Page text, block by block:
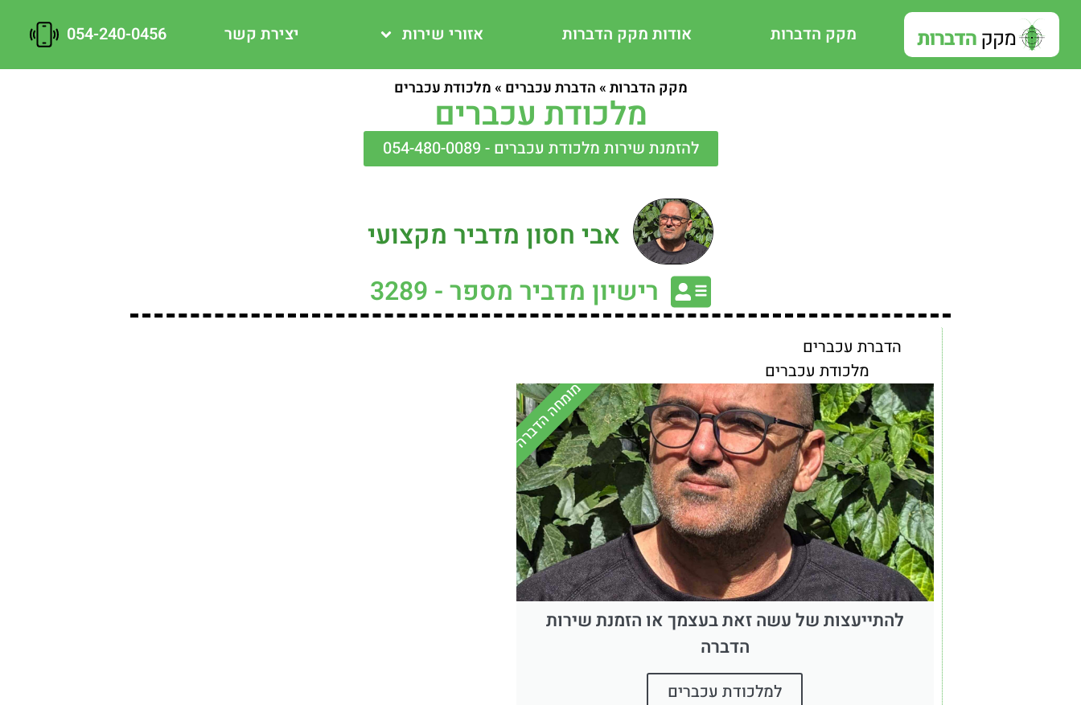
מקק הדברות אודות מקק הדברות אזורי שירות יצירת קשר 054-240-0456
מקק הדברות»הדברת עכברים »מלכודת עכברים
מלכודת עכברים
להזמנת שירות מלכודת עכברים - 054-480-0089
אבי חסון מדביר מקצועי
רישיון מדביר מספר - 3289
הדברת עכברים
מלכודת עכברים
להתייעצות של עשה זאת בעצמך או הזמנת שירות
הדברה
למלכודת עכברים
מומחה הדברה